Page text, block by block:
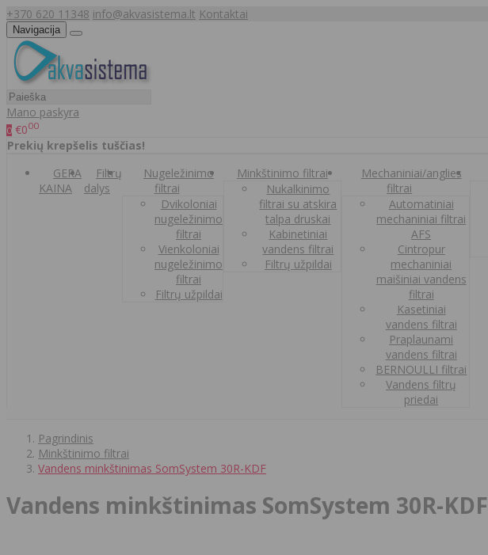
+370 620 11348 info@akvasistema.lt Kontaktai
Navigacija
Mano paskyra
0 €000
Prekių krepšelis tuščias!
GERA
KAINA
Filtrų
dalys
Nugeležinimo
filtrai
Dvikoloniai
nugeležinimo
filtrai
Vienkoloniai
nugeležinimo
filtrai
Filtrų užpildai
Minkštinimo filtrai
Nukalkinimo
filtrai su atskira
talpa druskai
Kabinetiniai
vandens filtrai
Filtrų užpildai
Mechaniniai/anglies
filtrai
Automatiniai
mechaniniai filtrai
AFS
Cintropur
mechaniniai
maišiniai vandens
filtrai
Kasetiniai
vandens filtrai
Praplaunami
vandens filtrai
BERNOULLI filtrai
Vandens filtrų
priedai
Pagrindinis
Minkštinimo filtrai
Vandens minkštinimas SomSystem 30R-KDF
Vandens minkštinimas SomSystem 30R-KDF